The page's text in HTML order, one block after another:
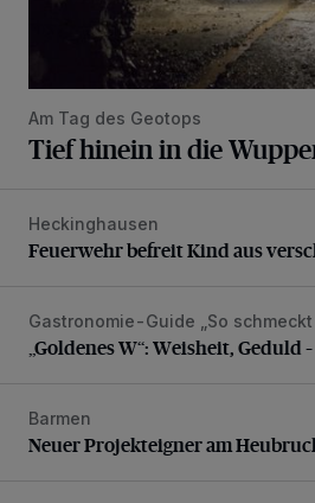
Am Tag des Geotops
Tief hinein in die
Feuerwehr befreit Kind aus
Heckinghausen
Feuerwehr befreit Kind aus
„Goldenes W“: Weisheit, Geduld
Gastronomie-Guide „So
„Goldenes W“: Weisheit, Geduld
Neuer Projekteigner am Heubruch
Barmen
Neuer Projekteigner am